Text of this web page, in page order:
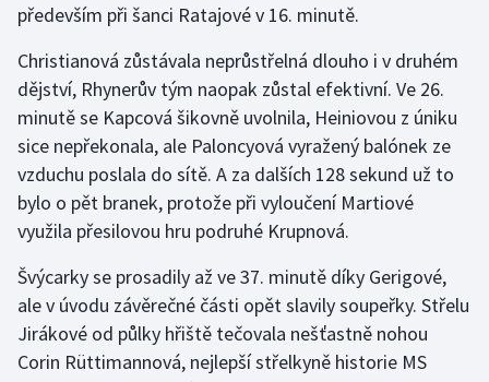
Veslování
Vodní slalom
Volejbal
Ostatní
především při šanci Ratajové v 16. minutě.
Christianová zůstávala neprůstřelná dlouho i v druhém
dějství, Rhynerův tým naopak zůstal efektivní. Ve 26.
minutě se Kapcová šikovně uvolnila, Heiniovou z úniku
sice nepřekonala, ale Paloncyová vyražený balónek ze
vzduchu poslala do sítě. A za dalších 128 sekund už to
bylo o pět branek, protože při vyloučení Martiové
využila přesilovou hru podruhé Krupnová.
Švýcarky se prosadily až ve 37. minutě díky Gerigové,
ale v úvodu závěrečné části opět slavily soupeřky. Střelu
Jirákové od půlky hřiště tečovala nešťastně nohou
Corin Rüttimannová, nejlepší střelkyně historie MS